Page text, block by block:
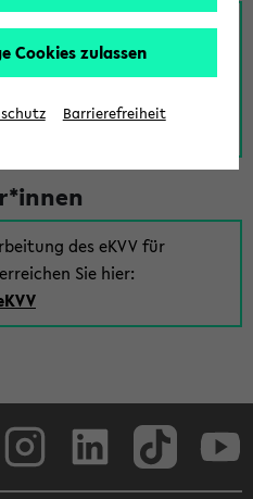
haben, können Sie das
verwenden:
Gastzugang
des eKVV für
Sie hier:
Cookies zulassen
Barrierefreiheit